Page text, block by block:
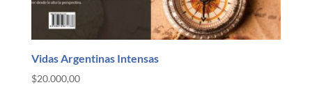
Vidas Argentinas Intensas
$20.000,00